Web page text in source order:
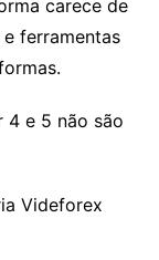
carece
e
e 5 não